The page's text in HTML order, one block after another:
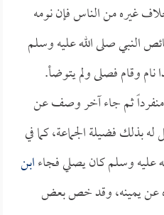
غيره من الناس فإن نومه
النبي صلى الله عليه وسلم
نام وقام فصلى ولم يتوضأ.
منفرداً ثم جاء آخر وصف عن
بذلك فضيلة الجماعة، كما في
عليه وسلم كان يصلي فجاءابن
عن يمينه، وقد خص بعض